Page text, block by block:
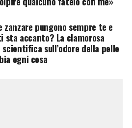
zanzare pungono sempre te e
sta accanto? La clamorosa
sull’odore della pelle
ogni cosa